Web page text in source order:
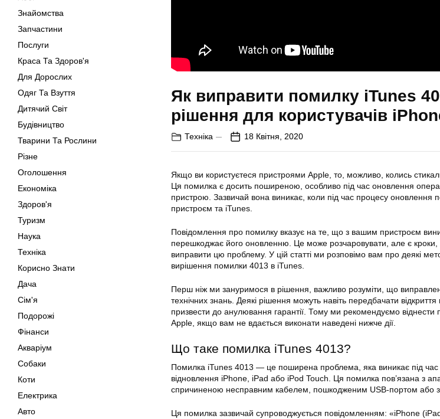
Знайомства
Запчастини
Послуги
Краса Та Здоров'я
Для Дорослих
Одяг Та Взуття
Дитячий Світ
Будівництво
Тварини Та Рослини
Різне
Оголошення
Економіка
Здоров'я
Туризм
Наука
Техніка
Корисно Знати
Дача
Сім'я
Подорожі
Фінанси
Акваріум
Собаки
Коти
Електрика
Авто
Як виправити помилку iTunes
рішення для користувачів
Техніка 18 Квітня, 2020
Якщо ви користуєтеся пристроями Apple, то, можливо, колись
Ця помилка є досить поширеною, особливо під час оновлення
пристрою. Зазвичай вона виникає, коли під час процесу оновлення
пристроєм та iTunes.
Повідомлення про помилку вказує на те, що з вашим пристроєм
перешкоджає його оновленню. Це може розчаровувати, але є
виправити цю проблему. У цій статті ми розповімо вам про деякі
вирішення помилки 4013 в iTunes.
Перш ніж ми зануримося в рішення, важливо розуміти, що
технічних знань. Деякі рішення можуть навіть передбачати
призвести до анулювання гарантії. Тому ми рекомендуємо віднести
Apple, якщо вам не вдається виконати наведені нижче дії.
Що таке помилка iTunes 4013?
Помилка iTunes 4013 — це поширена проблема, яка виникає під
відновлення iPhone, iPad або iPod Touch. Ця помилка пов’язана з
спричиненою несправним кабелем, пошкодженим USB-портом або
Ця помилка зазвичай супроводжується повідомленням: «iPhone